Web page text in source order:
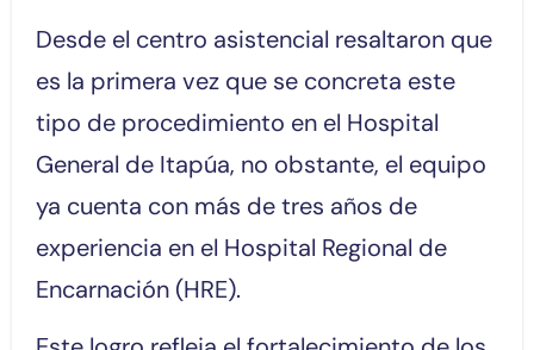
Desde el centro asistencial resaltaron que
es la primera vez que se concreta este
tipo de procedimiento en el Hospital
General de Itapúa, no obstante, el equipo
ya cuenta con más de tres años de
experiencia en el Hospital Regional de
Encarnación (HRE).